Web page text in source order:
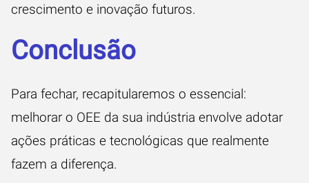
crescimento e inovação futuros.
Conclusão
Para fechar, recapitularemos o essencial:
melhorar o OEE da sua indústria envolve adotar
ações práticas e tecnológicas que realmente
fazem a diferença.